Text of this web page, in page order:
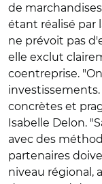
de
étant réalisé par
ne prévoit pas
elle exclut
coentreprise.
concrètes et
Isabelle Delon.
avec des
partenaires
niveau régional,